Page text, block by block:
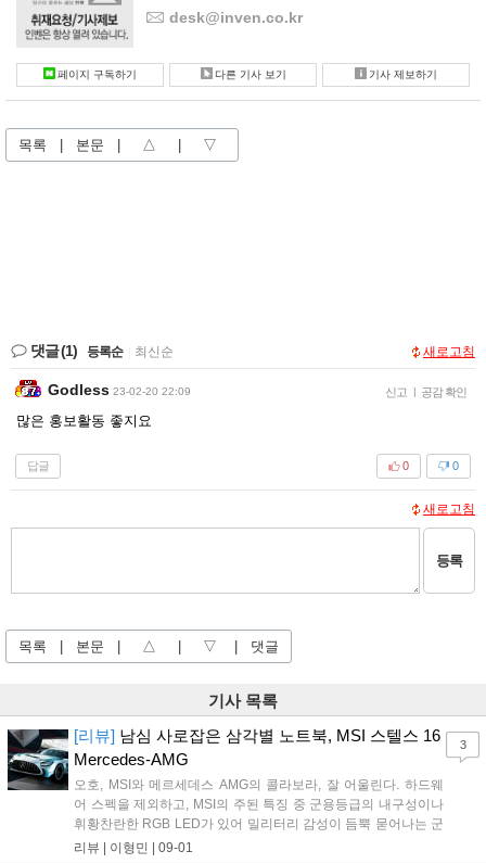
desk@inven.co.kr
페이지 구독하기 다른 기사 보기 기사 제보하기
목록 | 본문 | △ | ▽
댓글(1) 등록순 최신순 새로고침
Godless 23-02-20 22:09 신고 | 공감 확인
많은 홍보활동 좋지요
답글 0
0
새로고침
등록
목록 | 본문 | △ | ▽ | 댓글
기사 목록
[리뷰] 남심 사로잡은 삼각별 노트북, MSI 스텔스 16
Mercedes-AMG
오호, MSI와 메르세데스 AMG의 콜라보라, 잘 어울린다. 하드웨
어 스펙을 제외하고, MSI의 주된 특징 중 군용등급의 내구성이나
휘황찬란한 RGB LED가 있어 밀리터리 감성이 듬뿍 묻어나는 군
용 브랜드나 화려한 조명 브랜드를 생각했 건만. 오히려 이쪽이
리뷰 | 이형민 | 09-01
3